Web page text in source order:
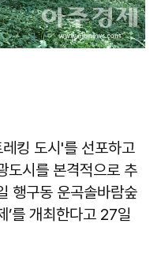
킹 도시'를 선포하고
도시를 본격적으로 추
행구동 운곡솔바람숲
’를 개최한다고 27일